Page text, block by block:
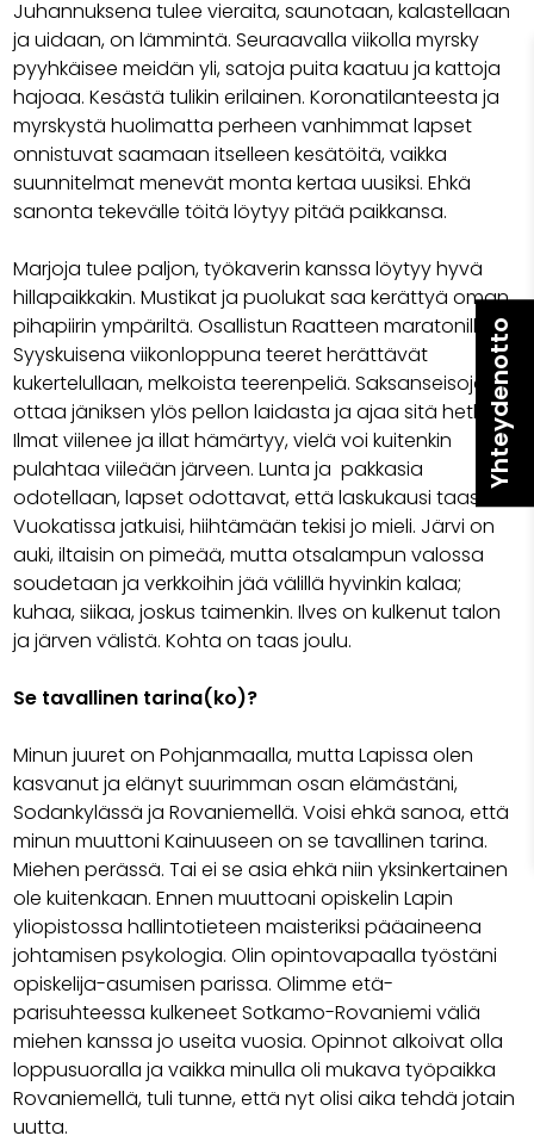
Juhannuksena tulee vieraita, saunotaan, kalastellaan
ja uidaan, on lämmintä. Seuraavalla viikolla myrsky
pyyhkäisee meidän yli, satoja puita kaatuu ja kattoja
hajoaa. Kesästä tulikin erilainen. Koronatilanteesta ja
myrskystä huolimatta perheen vanhimmat lapset
onnistuvat saamaan itselleen kesätöitä, vaikka
suunnitelmat menevät monta kertaa uusiksi. Ehkä
sanonta tekevälle töitä löytyy pitää paikkansa.
Marjoja tulee paljon, työkaverin kanssa löytyy hyvä
hillapaikkakin. Mustikat ja puolukat saa kerättyä oman
pihapiirin ympäriltä. Osallistun Raatteen maratonille.
Syyskuisena viikonloppuna teeret herättävät
kukertelullaan, melkoista teerenpeliä. Saksanseisoja
ottaa jäniksen ylös pellon laidasta ja ajaa sitä hetken.
Ilmat viilenee ja illat hämärtyy, vielä voi kuitenkin
pulahtaa viileään järveen. Lunta ja pakkasia
odotellaan, lapset odottavat, että laskukausi taas
Vuokatissa jatkuisi, hiihtämään tekisi jo mieli. Järvi on
auki, iltaisin on pimeää, mutta otsalampun valossa
soudetaan ja verkkoihin jää välillä hyvinkin kalaa;
kuhaa, siikaa, joskus taimenkin. Ilves on kulkenut talon
ja järven välistä. Kohta on taas joulu.
Se tavallinen tarina(ko)?
Minun juuret on Pohjanmaalla, mutta Lapissa olen
kasvanut ja elänyt suurimman osan elämästäni,
Sodankylässä ja Rovaniemellä. Voisi ehkä sanoa, että
minun muuttoni Kainuuseen on se tavallinen tarina.
Miehen perässä. Tai ei se asia ehkä niin yksinkertainen
ole kuitenkaan. Ennen muuttoani opiskelin Lapin
yliopistossa hallintotieteen maisteriksi pääaineena
johtamisen psykologia. Olin opintovapaalla työstäni
opiskelija-asumisen parissa. Olimme etä-
parisuhteessa kulkeneet Sotkamo-Rovaniemi väliä
miehen kanssa jo useita vuosia. Opinnot alkoivat olla
loppusuoralla ja vaikka minulla oli mukava työpaikka
Rovaniemellä, tuli tunne, että nyt olisi aika tehdä jotain
uutta.
Yhteydenotto